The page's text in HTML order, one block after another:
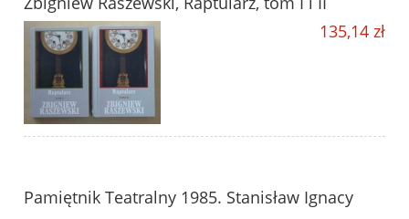
135,14 zł
Pamiętnik Teatralny 1985. Stanisław Ignacy